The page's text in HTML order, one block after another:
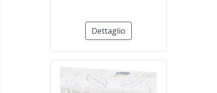
Dettaglio